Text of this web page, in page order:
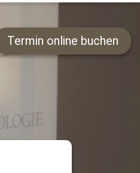
Termin online buchen